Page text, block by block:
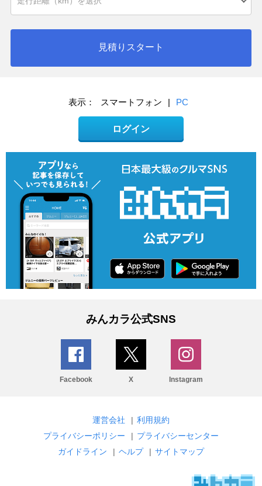
見積りスタート
表示： スマートフォン | PC
ログイン
みんカラ公式SNS
Facebook X Instagram
運営会社 | 利用規約
プライバシーポリシー
| プライバシーセンター
ガイドライン
| ヘルプ | サイトマップ